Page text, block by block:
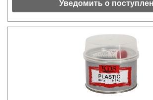
Уведомить о